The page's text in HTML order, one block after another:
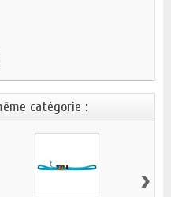
catégorie :
›